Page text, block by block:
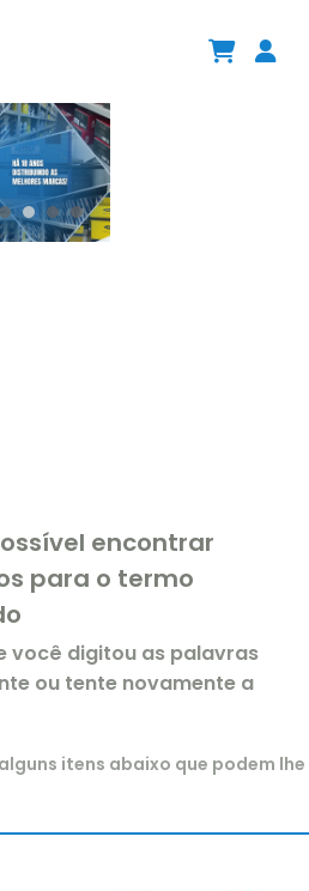
encontrar
para o termo
você digitou as palavras
ou tente novamente a
itens abaixo que podem lhe